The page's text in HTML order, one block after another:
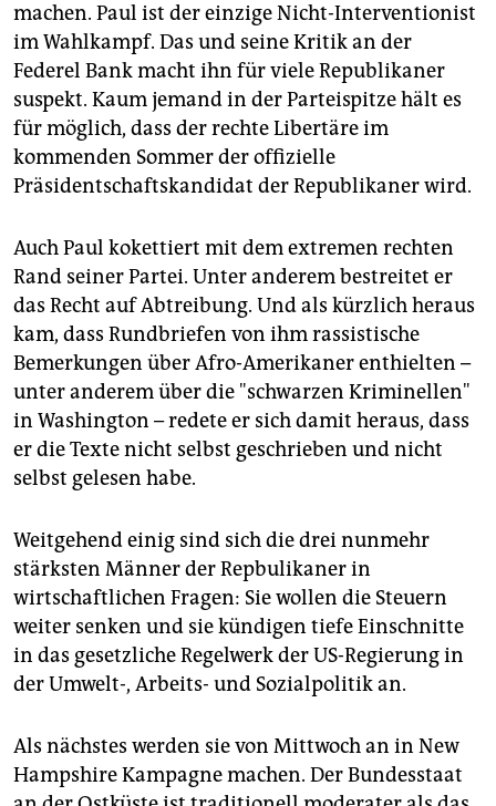
machen. Paul ist der einzige Nicht-Interventionist
im Wahlkampf. Das und seine Kritik an der
Federel Bank macht ihn für viele Republikaner
suspekt. Kaum jemand in der Parteispitze hält es
für möglich, dass der rechte Libertäre im
kommenden Sommer der offizielle
Präsidentschaftskandidat der Republikaner wird.
Auch Paul kokettiert mit dem extremen rechten
Rand seiner Partei. Unter anderem bestreitet er
das Recht auf Abtreibung. Und als kürzlich heraus
kam, dass Rundbriefen von ihm rassistische
Bemerkungen über Afro-Amerikaner enthielten –
unter anderem über die "schwarzen Kriminellen"
in Washington – redete er sich damit heraus, dass
er die Texte nicht selbst geschrieben und nicht
selbst gelesen habe.
Weitgehend einig sind sich die drei nunmehr
stärksten Männer der Repbulikaner in
wirtschaftlichen Fragen: Sie wollen die Steuern
weiter senken und sie kündigen tiefe Einschnitte
in das gesetzliche Regelwerk der US-Regierung in
der Umwelt-, Arbeits- und Sozialpolitik an.
Als nächstes werden sie von Mittwoch an in New
Hampshire Kampagne machen. Der Bundesstaat